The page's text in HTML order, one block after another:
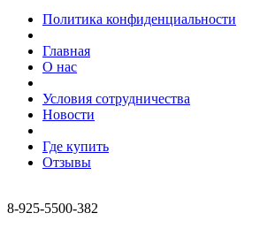
Политика конфиденциальности
Главная
О нас
Условия сотрудничества
Новости
Где купить
Отзывы
8-925-5500-382